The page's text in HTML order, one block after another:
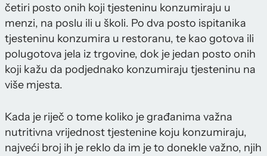
četiri posto onih koji tjesteninu konzumiraju u
menzi, na poslu ili u školi. Po dva posto ispitanika
tjesteninu konzumira u restoranu, te kao gotova ili
polugotova jela iz trgovine, dok je jedan posto onih
koji kažu da podjednako konzumiraju tjesteninu na
više mjesta.
Kada je riječ o tome koliko je građanima važna
nutritivna vrijednost tjestenine koju konzumiraju,
najveći broj ih je reklo da im je to donekle važno, njih